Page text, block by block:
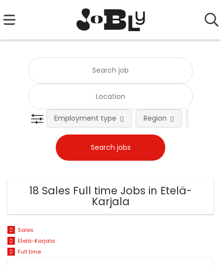
Employment type Region
18 Sales Full time Jobs in Etelä-
Karjala
Sales
Etelä-Karjala
Full time